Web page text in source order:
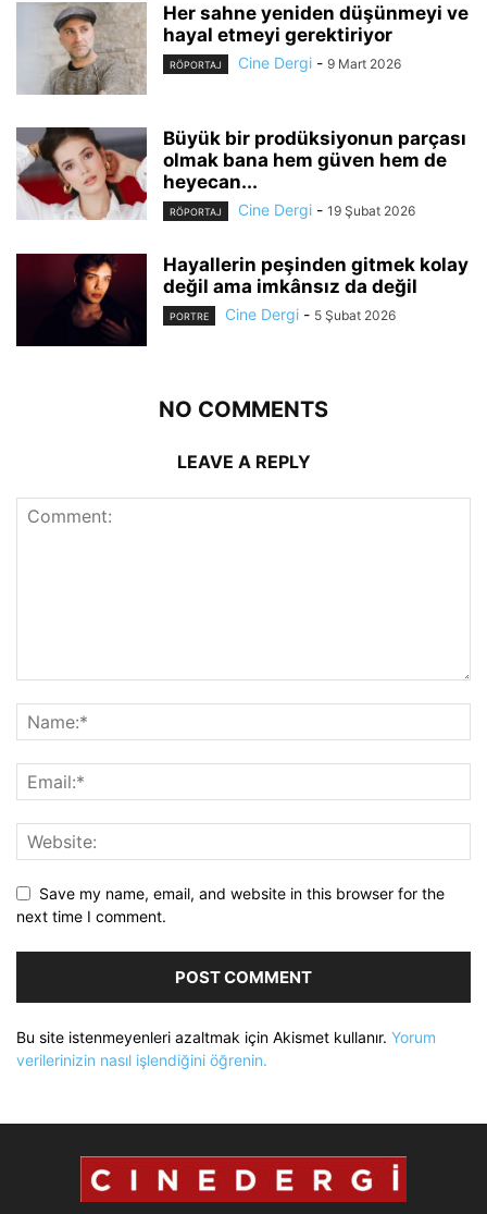
Her sahne yeniden düşünmeyi ve
hayal etmeyi gerektiriyor
RÖPORTAJ Cine Dergi - 9 Mart 2026
Büyük bir prodüksiyonun parçası
olmak bana hem güven hem de
heyecan...
RÖPORTAJ Cine Dergi - 19 Şubat 2026
Hayallerin peşinden gitmek kolay
değil ama imkânsız da değil
PORTRE Cine Dergi - 5 Şubat 2026
NO COMMENTS
LEAVE A REPLY
Save my name, email, and website in this browser for the
next time I comment.
Bu site istenmeyenleri azaltmak için Akismet kullanır. Yorum
verilerinizin nasıl işlendiğini öğrenin.